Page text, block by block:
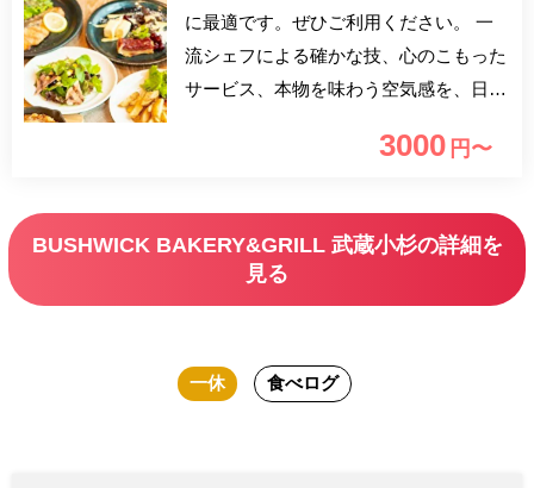
に最適です。ぜひご利用ください。 一
流シェフによる確かな技、心のこもった
サービス、本物を味わう空気感を、日常
っと気軽に愉しんでいただきたい。日常
■90分飲み放題追加：￥1,500 ■メゾンカ
イザー木村氏監修パン食べ放題追加：
3000 円〜
BUSHWICK BAKERY&GRILL 武蔵小杉の詳細を
見る
一休 食べログ